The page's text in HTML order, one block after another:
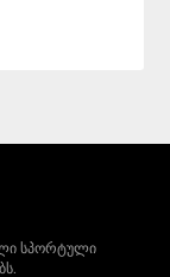
სპორტული